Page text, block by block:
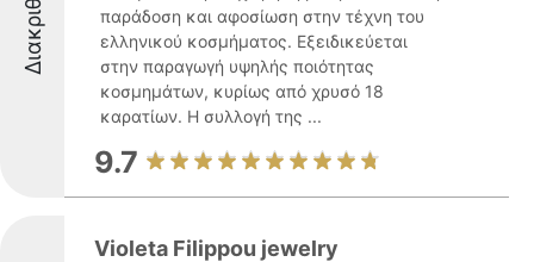
παράδοση και αφοσίωση στην τέχνη του
ελληνικού κοσμήματος. Εξειδικεύεται
στην παραγωγή υψηλής ποιότητας
κοσμημάτων, κυρίως από χρυσό 18
καρατίων. Η συλλογή της ...
9.7
Violeta Filippou jewelry